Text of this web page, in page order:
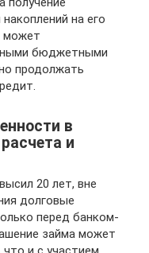
на его
может
бюджетными
продолжать
в
и
20 лет, вне
долговые
перед банком-
займа может